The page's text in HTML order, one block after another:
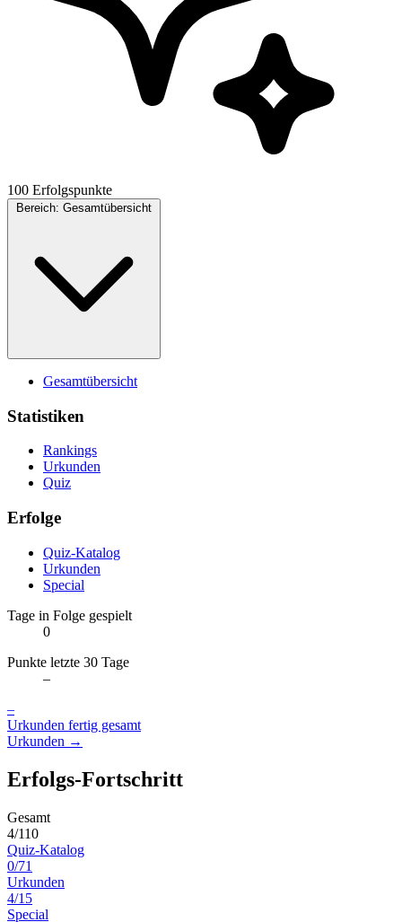
100 Erfolgspunkte
Bereich: Gesamtübersicht
Gesamtübersicht
Statistiken
Rankings
Urkunden
Quiz
Erfolge
Quiz-Katalog
Urkunden
Special
Tage in Folge gespielt
0
Punkte letzte 30 Tage
–
–
Urkunden fertig gesamt
Urkunden →
Erfolgs-Fortschritt
Gesamt
4/110
Quiz-Katalog
0/71
Urkunden
4/15
Special